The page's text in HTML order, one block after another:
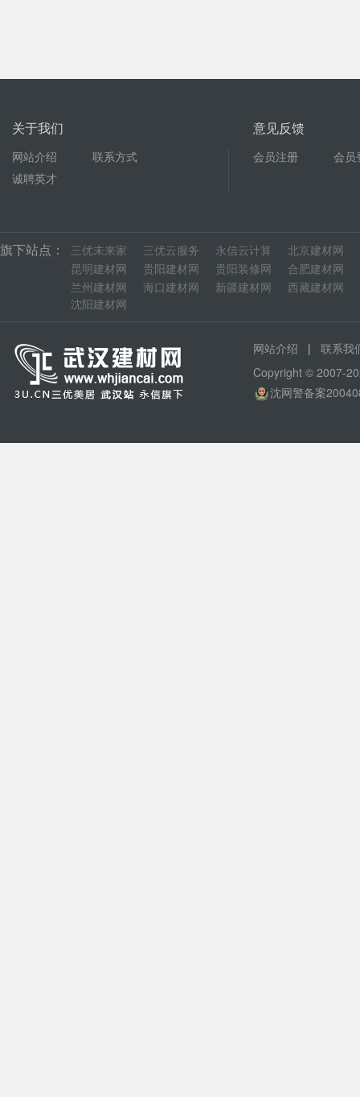
关于我们
网站介绍
联系方式
诚聘英才
意见反馈
会员注册 会员
旗下站点： 三优未来家 三优云服务 永信云计算 北京建材网
昆明建材网
贵阳建材网 贵阳装修网 合肥建材网
兰州建材网
海口建材网 新疆建材网 西藏建材网
沈阳建材网
网站介绍 | 联系我
Copyright © 2007-
沈网警备案